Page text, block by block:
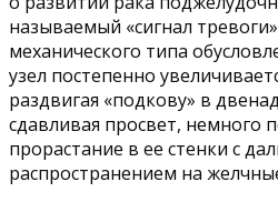
называемый «сигнал
механического типа
узел постепенно
раздвигая «подкову» в
сдавливая просвет, немного
прорастание в ее стенки с
распространением на